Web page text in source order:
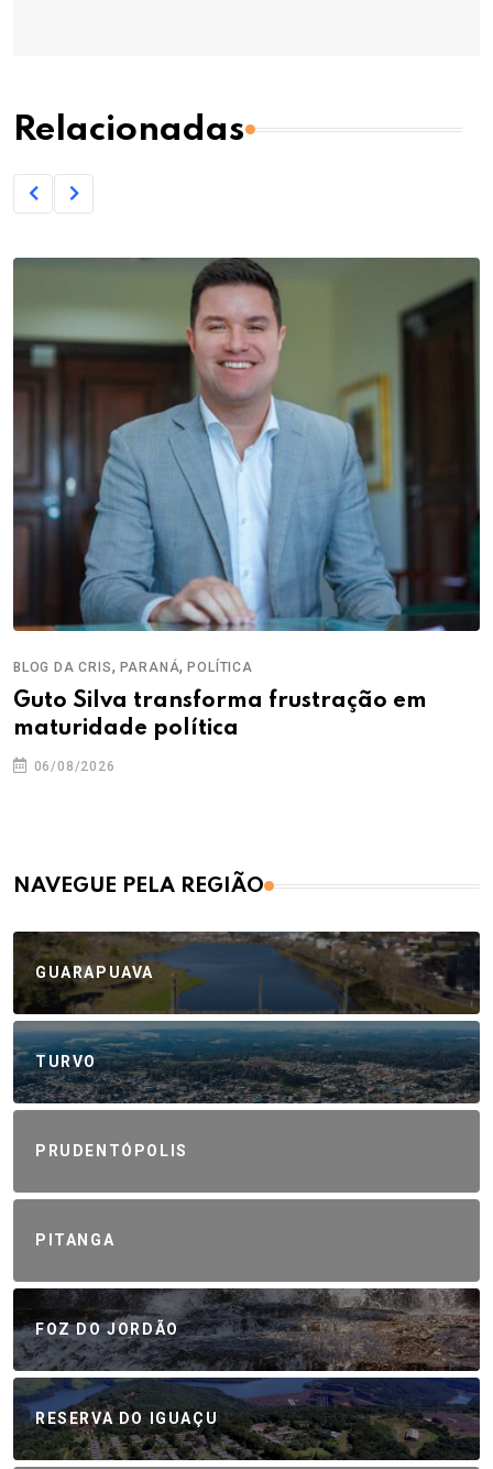
Relacionadas
BLOG DA CRIS, PARANÁ,POLÍTICA
Guto Silva transforma frustração em
maturidade política
06/08/2026
NAVEGUE PELA REGIÃO
GUARAPUAVA
TURVO
PRUDENTÓPOLIS
PITANGA
FOZ DO JORDÃO
RESERVA DO IGUAÇU